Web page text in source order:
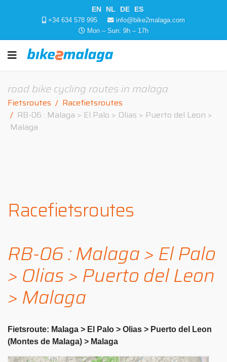
EN NL DE ES
+34 634 578 995
info@bike2malaga.com
Mon – Sun: 9h – 17h
road bike cycling routes in malaga
Fietsroutes
Racefietsroutes
RB-06 : Malaga > El Palo > Olias > Puerto del Leon >
Malaga
Racefietsroutes
RB-06 : Malaga > El Palo
> Olias > Puerto del Leon
> Malaga
Fietsroute: Malaga > El Palo > Olias > Puerto del Leon
(Montes de Malaga) > Malaga